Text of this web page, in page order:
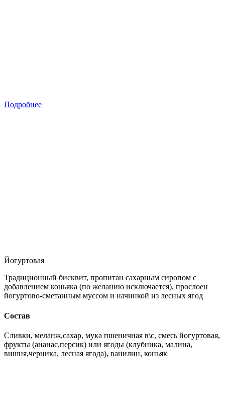
Подробнее
Йогуртовая
Традиционный бисквит, пропитан сахарным сиропом с
добавлением коньяка (по желанию исключается), прослоен
йогуртово-сметанным муссом и начинкой из лесных ягод
Состав
Сливки, меланж,сахар, мука пшеничная в\с, смесь йогуртовая,
фрукты (ананас,персик) или ягоды (клубника, малина,
вишня,черника, лесная ягода), ванилин, коньяк